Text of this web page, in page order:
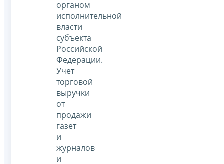
органом
исполнительной
власти
субъекта
Российской
Федерации.
Учет
торговой
выручки
от
продажи
газет
и
журналов
и